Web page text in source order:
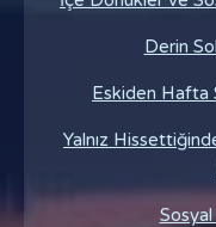
Derin
Eskiden Hafta
Yalnız